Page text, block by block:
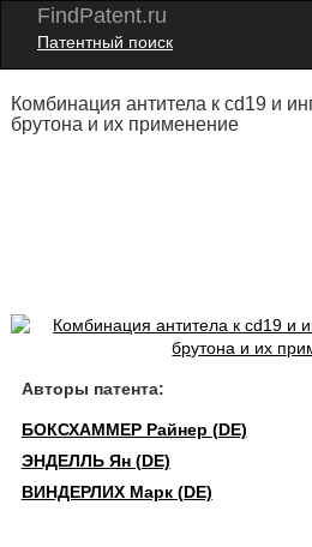
FindPatent.ru
Патентный поиск
Комбинация антитела к cd19 и
брутона и их применение
Авторы патента:
БОКСХАММЕР Райнер (DE)
ЭНДЕЛЛЬ Ян (DE)
ВИНДЕРЛИХ Марк (DE)